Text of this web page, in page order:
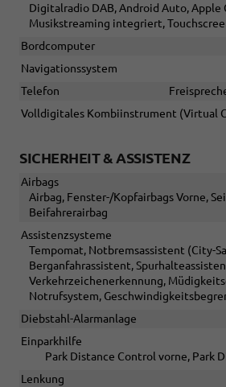
Digitalradio DAB, Android Auto, Apple
Musikstreaming integriert,
Bordcomputer
Navigationssystem
Telefon
Volldigitales Kombiinstrument (Virtual
SICHERHEIT & ASSISTENZ
Airbags
Airbag, Fenster-/Kopfairbags Vorne,
Beifahrerairbag
Assistenzsysteme
Tempomat, Notbremsassistent (City-
Berganfahrassistent,
Verkehrzeichenerkennung,
Notrufsystem,
Diebstahl-Alarmanlage
Einparkhilfe
Park Distance Control vorne, Park
Lenkung